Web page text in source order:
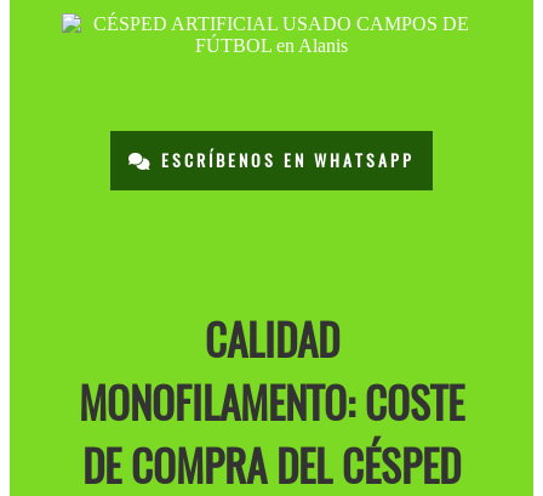
ESCRÍBENOS EN WHATSAPP
CALIDAD
MONOFILAMENTO: COSTE
DE COMPRA DEL CÉSPED